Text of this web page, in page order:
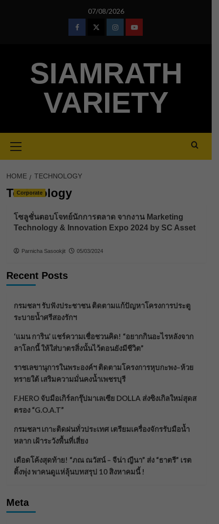
07/08/2026
FacebookTwitterInstagramYoutube
SIAMRATH
VARIETY
Menu
HOME TECHNOLOGY
Technology
Corporate
โซลูชั่นตอบโจทย์นักการตลาด จากงาน Marketing
Technology & Innovation Expo 2024 by SC Asset
Parnicha Sasookjit 05/03/2024
Recent Posts
กรมชลฯ รับฟังประชาชน ติดตามแก้ปัญหาโครงการประตู
ระบายน้ำศรีสองรักฯ
‘แมน การิน’ แชร์ความเชื่อชวนคิด! “อยากกินอะไรหลังจาก
ลาโลกนี้ ให้ใส่บาตรสิ่งนั้นไว้ตอนยังมีชีวิต”
ราชเลขานุการในพระองค์ฯ ติดตามโครงการหุบกะพง–ห้วย
ทรายใต้ เสริมความมั่นคงน้ำเพชรบุรี
F.HERO จับมือเกิร์ลกรุ๊ปมาเลเซีย DOLLA ส่งซิงเกิลใหม่สุดส
ตรอง “G.O.A.T”
กรมชลฯ เกาะติดฝนทั่วประเทศ เตรียมเครื่องจักรรับมือน้ำ
หลาก เฝ้าระวังพื้นที่เสี่ยง
เดือดโค้งสุดท้าย! “ภณ ณวัสน์ – จีน่า ญีนา” ส่ง “ธาตรี” เรต
ติ้งพุ่ง พาคนดูแห่ลุ้นบทสรุป 10 สิงหาคมนี้ !
Meta